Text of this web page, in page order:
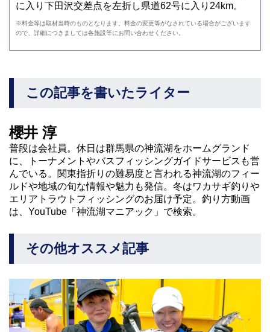
に入り下田沢交差点を左折し県道62号に入り24km。
※料金等は取材当時のものとなります。料金の変更等がなされている場合がございます
ので、詳細につきましては各施設等にお問い合わせください。
この記事を書いたライター
櫻井 淳
普段は会社員。休日は群馬県の神流湖をホームグランド
に、トーナメントやバスフィッシングガイドサービスも営
んでいる。関東指折りの難易度と言われる神流湖のフィー
ルドや地域の旬な情報や魅力も発信。冬はワカサギ釣りや
エリアトラウトフィッシングのお届け予定。釣り方動画
は、YouTube「神流湖マニアック」で検索。
その他オススメ記事